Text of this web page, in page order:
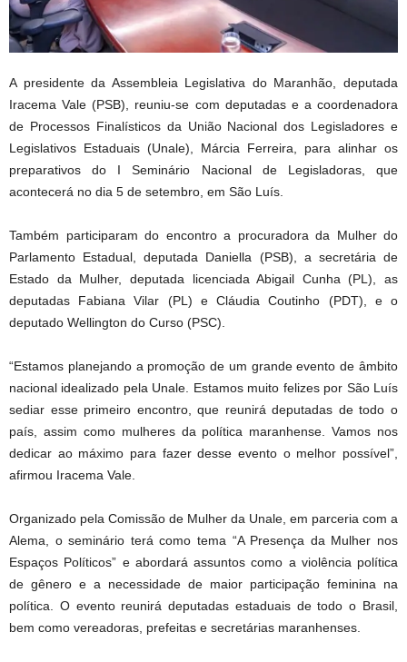
A presidente da Assembleia Legislativa do Maranhão, deputada
Iracema Vale (PSB), reuniu-se com deputadas e a coordenadora
de Processos Finalísticos da União Nacional dos Legisladores e
Legislativos Estaduais (Unale), Márcia Ferreira, para alinhar os
preparativos do I Seminário Nacional de Legisladoras, que
acontecerá no dia 5 de setembro, em São Luís.
Também participaram do encontro a procuradora da Mulher do
Parlamento Estadual, deputada Daniella (PSB), a secretária de
Estado da Mulher, deputada licenciada Abigail Cunha (PL), as
deputadas Fabiana Vilar (PL) e Cláudia Coutinho (PDT), e o
deputado Wellington do Curso (PSC).
“Estamos planejando a promoção de um grande evento de âmbito
nacional idealizado pela Unale. Estamos muito felizes por São Luís
sediar esse primeiro encontro, que reunirá deputadas de todo o
país, assim como mulheres da política maranhense. Vamos nos
dedicar ao máximo para fazer desse evento o melhor possível”,
afirmou Iracema Vale.
Organizado pela Comissão de Mulher da Unale, em parceria com a
Alema, o seminário terá como tema “A Presença da Mulher nos
Espaços Políticos” e abordará assuntos como a violência política
de gênero e a necessidade de maior participação feminina na
política. O evento reunirá deputadas estaduais de todo o Brasil,
bem como vereadoras, prefeitas e secretárias maranhenses.